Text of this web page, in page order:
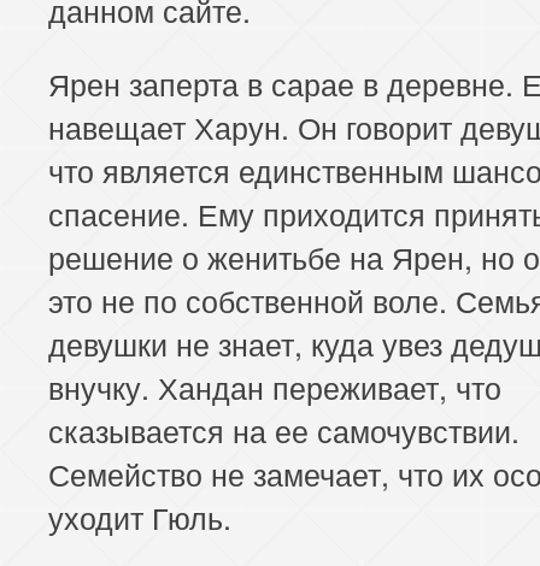
данном сайте.
Ярен заперта в сарае в деревне.
навещает Харун. Он говорит
что является единственным
спасение. Ему приходится
решение о женитьбе на Ярен, но
это не по собственной воле.
девушки не знает, куда увез
внучку. Хандан переживает, что
сказывается на ее самочувствии.
Семейство не замечает, что их
уходит Гюль.